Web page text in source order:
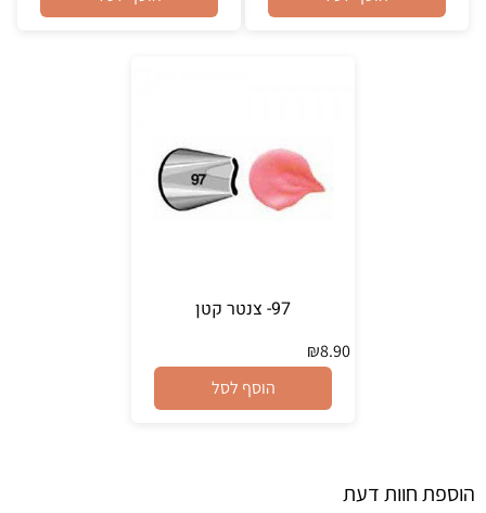
97- צנטר קטן
₪8.90
הוסף לסל
הוספת חוות דעת